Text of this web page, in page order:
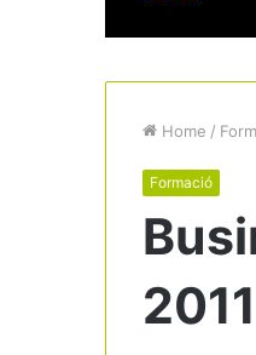
Home /
Formació
2011